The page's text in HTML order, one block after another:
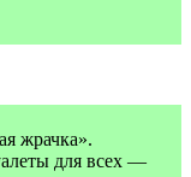
жрачка».
для всех —